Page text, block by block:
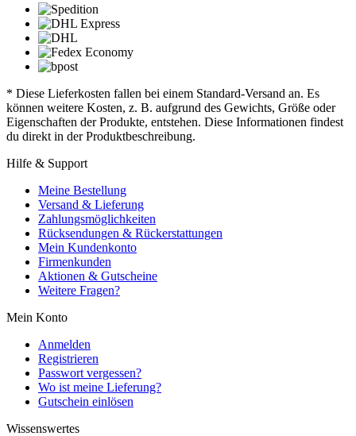
* Diese Lieferkosten fallen bei einem Standard-Versand an. Es
können weitere Kosten, z. B. aufgrund des Gewichts, Größe oder
Eigenschaften der Produkte, entstehen. Diese Informationen findest
du direkt in der Produktbeschreibung.
Hilfe & Support
Meine Bestellung
Versand & Lieferung
Zahlungsmöglichkeiten
Rücksendungen & Rückerstattungen
Mein Kundenkonto
Firmenkunden
Aktionen & Gutscheine
Weitere Fragen?
Mein Konto
Anmelden
Registrieren
Passwort vergessen?
Wo ist meine Lieferung?
Gutschein einlösen
Wissenswertes